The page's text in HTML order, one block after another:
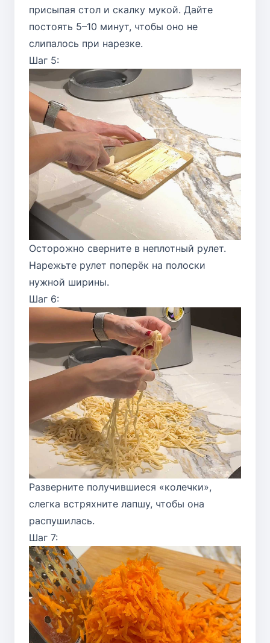
присыпая стол и скалку мукой. Дайте
постоять 5–10 минут, чтобы оно не
слипалось при нарезке.
Шаг 5:
Осторожно сверните в неплотный рулет.
Нарежьте рулет поперёк на полоски
нужной ширины.
Шаг 6:
Разверните получившиеся «колечки»,
слегка встряхните лапшу, чтобы она
распушилась.
Шаг 7: